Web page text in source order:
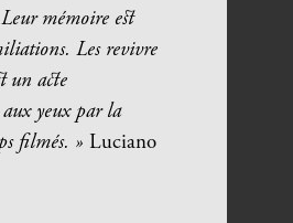
mémoire est
Les revivre
un acte
yeux par la
filmés. »Luciano